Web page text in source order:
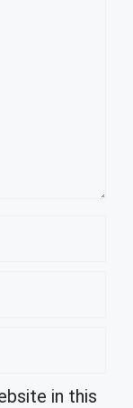
in this